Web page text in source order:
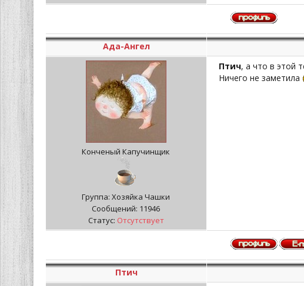
Ада-Ангел
Конченый Капучинщик
Группа: Хозяйка Чашки
Сообщений: 11946
Статус: Отсутствует
Птич, а что в этой
Ничего не заметила
Птич